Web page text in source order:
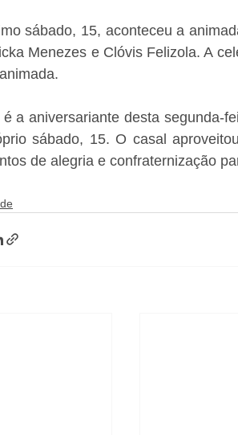
sábado, 15, aconteceu a
Menezes e Clóvis Felizola. A
é a aniversariante desta segunda-
sábado, 15. O casal
de alegria e confraternização